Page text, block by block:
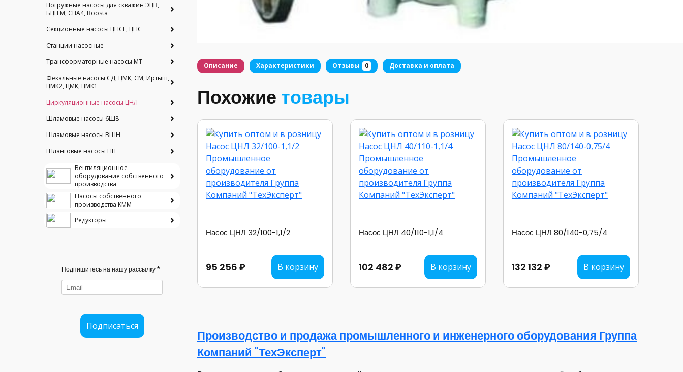
Погружные насосы для скважин ЭЦВ,
БЦП М, СПА4, Boosta
Секционные насосы ЦНСГ, ЦНС
Станции насосные
Трансформаторные насосы МТ
Фекальные насосы СД, ЦМК, СМ, Иртыш,
ЦМК2, ЦМК, ЦМК1
Циркуляционные насосы ЦНЛ
Шламовые насосы 6Ш8
Шламовые насосы ВШН
Шланговые насосы НП
Вентиляционное
оборудование собственного
производства
Насосы собственного
производства KMM
Редукторы
Подпишитесь на нашу рассылку *
Подписаться
Описание Характеристики Отзывы 0 Доставка и оплата
Похожие товары
Насос ЦНЛ 32/100-1,1/2
95 256 ₽ В корзину
Насос ЦНЛ 40/110-1,1/4
102 482 ₽ В корзину
Насос ЦНЛ 80/140-0,75/4
132 132 ₽ В корзину
Производство и продажа промышленного и инженерного оборудования Группа
Компаний "ТехЭксперт"